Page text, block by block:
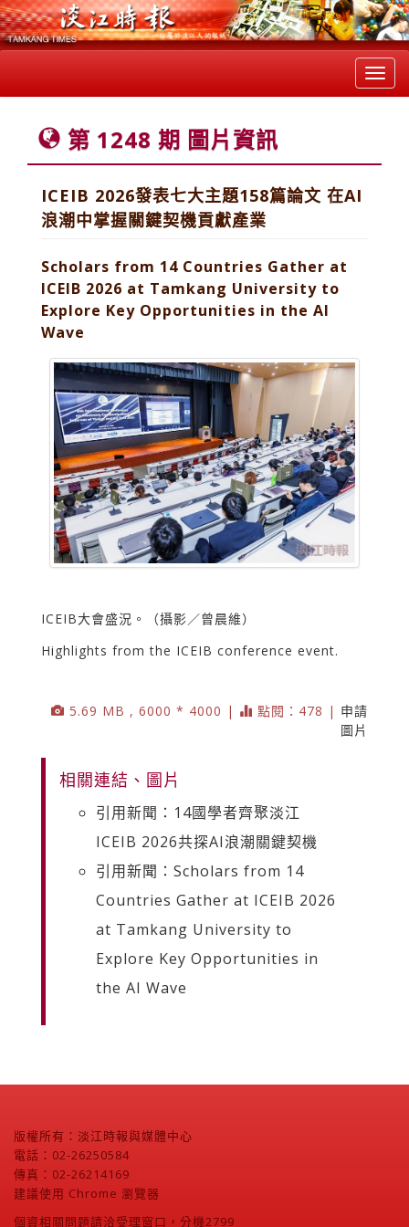
第 1248 期 圖片資訊
ICEIB 2026發表七大主題158篇論文 在AI
浪潮中掌握關鍵契機貢獻產業
Scholars from 14 Countries Gather at
ICEIB 2026 at Tamkang University to
Explore Key Opportunities in the AI
Wave
ICEIB大會盛況。（攝影／曾晨維）
Highlights from the ICEIB conference event.
5.69 MB , 6000 * 4000 | 點閱：478 | 申請
圖片
相關連結、圖片
引用新聞：14國學者齊聚淡江
ICEIB 2026共探AI浪潮關鍵契機
引用新聞：Scholars from 14
Countries Gather at ICEIB 2026
at Tamkang University to
Explore Key Opportunities in
the AI Wave
版權所有：淡江時報與媒體中心
電話：02-26250584
傳真：02-26214169
建議使用 Chrome 瀏覽器
個資相關問題請洽受理窗口，分機2799